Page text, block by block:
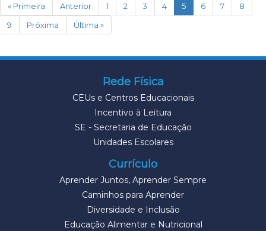
« Primeira Anterior 1 2 3 4 5(current)
6 7
8
9
Próxima Última »
Rede Física
CEUs e Centros Educacionais
Incentivo à Leitura
SE - Secretaria de Educação
Unidades Escolares
Currículo
Aprender Juntos, Aprender Sempre
Caminhos para Aprender
Diversidade e Inclusão
Educação Alimentar e Nutricional